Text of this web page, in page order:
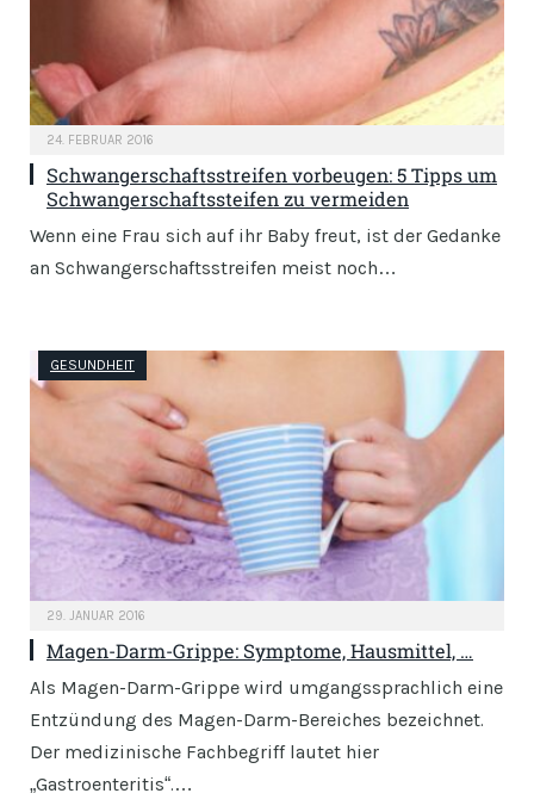
24. FEBRUAR 2016
Schwangerschaftsstreifen vorbeugen: 5 Tipps um
Schwangerschaftssteifen zu vermeiden
Wenn eine Frau sich auf ihr Baby freut, ist der Gedanke
an Schwangerschaftsstreifen meist noch…
GESUNDHEIT
29. JANUAR 2016
Magen-Darm-Grippe: Symptome, Hausmittel, …
Als Magen-Darm-Grippe wird umgangssprachlich eine
Entzündung des Magen-Darm-Bereiches bezeichnet.
Der medizinische Fachbegriff lautet hier
„Gastroenteritis“.…